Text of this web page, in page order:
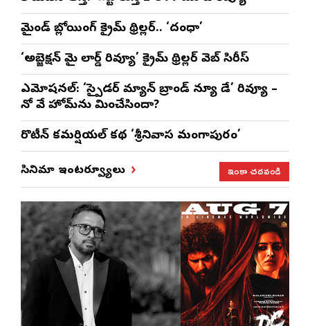
మైండ్ బ్లోయింగ్ క్రైమ్ థ్రిల్లర్.. ‘దంధా’
‘అబ్జెక్ష‌న్ మై లార్డ్ రివ్యూ’ క్రైమ్ థ్రిల్ల‌ర్ వెబ్ సిరీస్
ఎమోష‌న‌ల్‌: ‘స్పైడర్ మ్యాన్ బ్రాండ్ న్యూ డే’ రివ్యూ –
నో వే హోమ్‌ను మించేసిందా?
రొటీన్‌ కమర్షియల్‌ కథ ‘శ్రీనివాస మంగాపురం’
సినిమా ఇంటర్వ్యూలు ఇంకా చదవండి